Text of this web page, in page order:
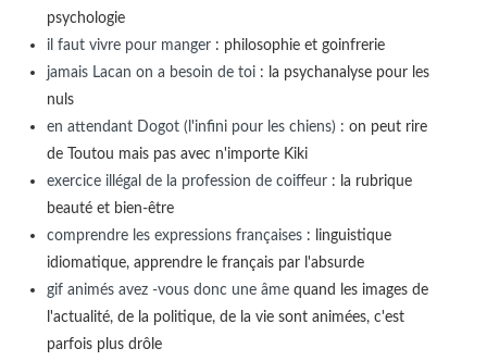
psychologie
il faut vivre pour manger: philosophie et goinfrerie
jamais Lacan on a besoin de toi: la psychanalyse pour les
nuls
en attendant Dogot (l'infini pour les chiens): on peut rire
de Toutou mais pas avec n'importe Kiki
exercice illégal de la profession de coiffeur: la rubrique
beauté et bien-être
comprendre les expressions françaises: linguistique
idiomatique, apprendre le français par l'absurde
gif animés avez -vous donc une âmequand les images de
l'actualité, de la politique, de la vie sont animées, c'est
parfois plus drôle